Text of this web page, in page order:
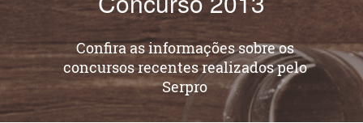
Confira as informações sobre os
concursos recentes realizados pelo
Serpro